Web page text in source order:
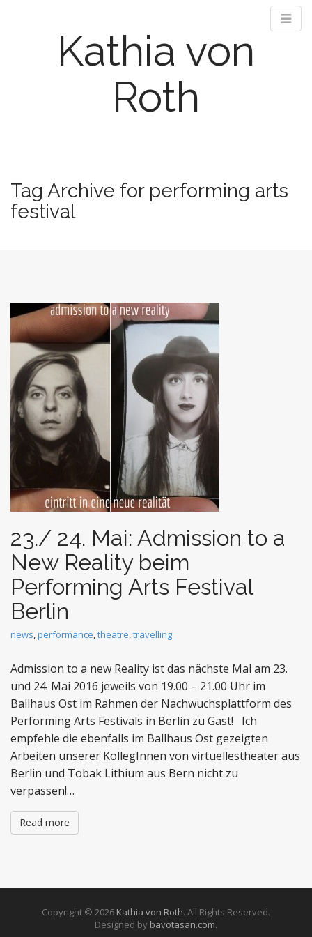
Kathia von
Roth
i
n
m
p
t
o
Tag Archive for performing arts
festival
23./ 24. Mai: Admission to a
New Reality beim
Performing Arts Festival
Berlin
news,performance,theatre,travelling
Admission to a new Reality ist das nächste Mal am 23.
und 24. Mai 2016 jeweils von 19.00 – 21.00 Uhr im
Ballhaus Ost im Rahmen der Nachwuchsplattform des
Performing Arts Festivals in Berlin zu Gast! Ich
empfehle die ebenfalls im Ballhaus Ost gezeigten
Arbeiten unserer KollegInnen von virtuellestheater aus
Berlin und Tobak Lithium aus Bern nicht zu
verpassen!…
Read more
Copyright © 2026 Kathia von Roth. All Rights Reserved.
Designed by bavotasan.com.